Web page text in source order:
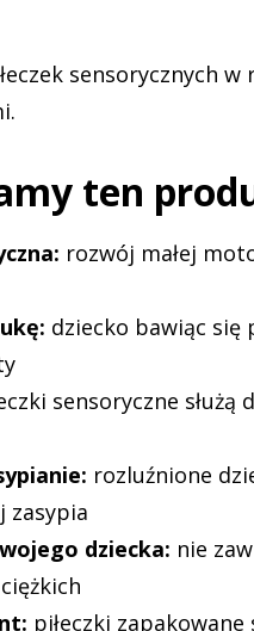
sensorycznych
ten
rozwój małej
dziecko bawiąc się
sensoryczne służą
rozluźnione
zasypia
dziecka: nie
piłeczki